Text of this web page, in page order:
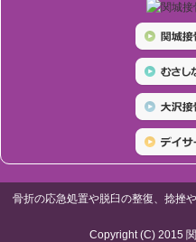
骨折の応急処置や脱臼の整復、捻挫
Copyright (C) 2015